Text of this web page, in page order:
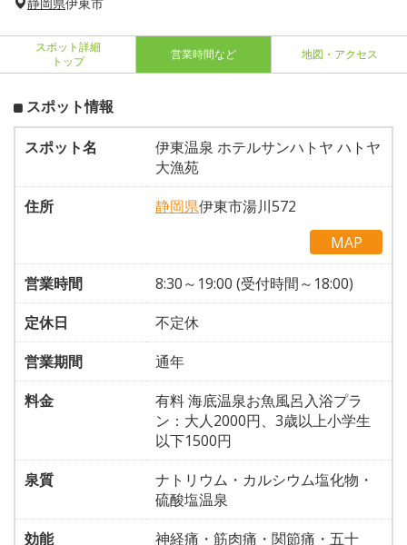
スポット詳細
トップ
営業時間など 地図・アクセス
スポット情報
スポット名
伊東温泉 ホテルサンハトヤ ハトヤ
大漁苑
住所
静岡県伊東市湯川572
MAP
営業時間
8:30～19:00 (受付時間～18:00)
定休日
不定休
営業期間
通年
料金
有料 海底温泉お魚風呂入浴プラ
ン：大人2000円、3歳以上小学生
以下1500円
泉質
ナトリウム・カルシウム塩化物・
硫酸塩温泉
効能
神経痛・筋肉痛・関節痛・五十